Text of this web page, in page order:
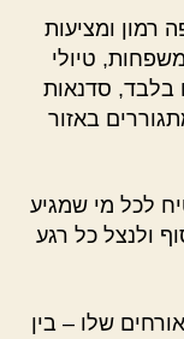
רמון ומציעות
טיולי
בלבד, סדנאות
באזור
לכל מי שמגיע
ולנצל כל רגע
שלו – בין